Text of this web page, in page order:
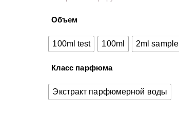
Объем
100ml test 100ml 2ml sample
Класс парфюма
Экстракт парфюмерной воды